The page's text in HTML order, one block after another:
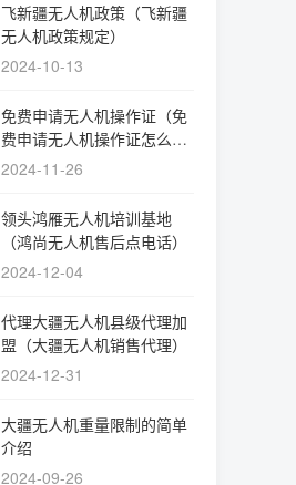
飞新疆无人机政策（飞新疆
无人机政策规定）
2024-10-13
免费申请无人机操作证（免
费申请无人机操作证怎么申
请）
2024-11-26
领头鸿雁无人机培训基地
（鸿尚无人机售后点电话）
2024-12-04
代理大疆无人机县级代理加
盟（大疆无人机销售代理）
2024-12-31
大疆无人机重量限制的简单
介绍
2024-09-26